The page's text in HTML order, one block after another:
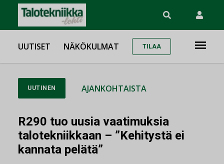
UUTISET NÄKÖKULMAT TILAA
UUTINEN AJANKOHTAISTA
R290 tuo uusia vaatimuksia
talotekniikkaan – ”Kehitystä ei
kannata pelätä”